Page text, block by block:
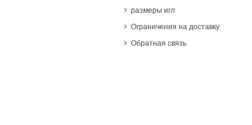
размеры игл
Ограничения на доставку
Обратная связь